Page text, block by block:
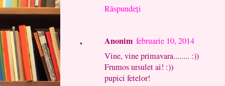
Răspundeți
Anonim februarie 10, 2014
Vine, vine primavara........ :))
Frumos ursulet ai! :))
pupici fetelor!